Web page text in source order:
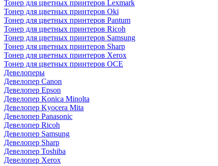
Тонер для цветных принтеров Lexmark
Тонер для цветных принтеров Oki
Тонер для цветных принтеров Pantum
Тонер для цветных принтеров Ricoh
Тонер для цветных принтеров Samsung
Тонер для цветных принтеров Sharp
Тонер для цветных принтеров Xerox
Тонер для цветных принтеров OCE
Девелоперы
Девелопер Canon
Девелопер Epson
Девелопер Konica Minolta
Девелопер Kyocera Mita
Девелопер Panasonic
Девелопер Ricoh
Девелопер Samsung
Девелопер Sharp
Девелопер Toshiba
Девелопер Xerox